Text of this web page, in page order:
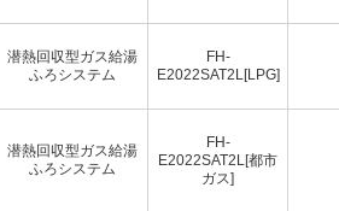
潜熱回収型ガス給湯
ふろシステム
FH-
E2022SAT2L[LPG]
潜熱回収型ガス給湯
ふろシステム
FH-
E2022SAT2L[都市
ガス]